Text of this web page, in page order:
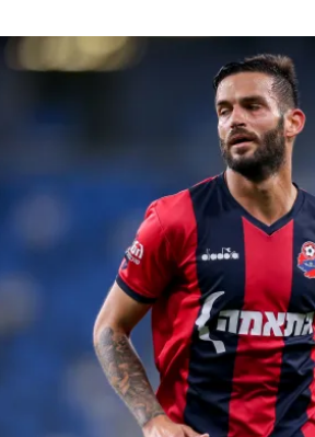
תל אביב
חיפה
באר שבע
ליגה סינית
ליגה ברזילאית